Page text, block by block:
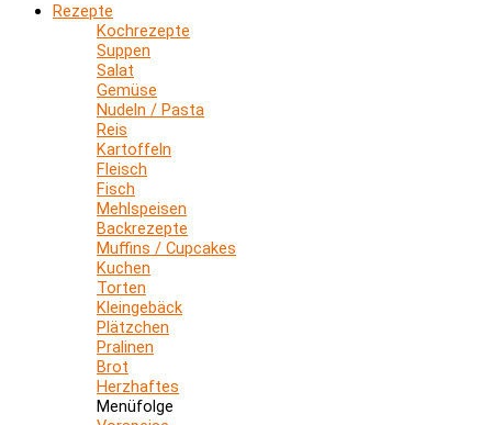
Rezepte
Kochrezepte
Suppen
Salat
Gemüse
Nudeln / Pasta
Reis
Kartoffeln
Fleisch
Fisch
Mehlspeisen
Backrezepte
Muffins / Cupcakes
Kuchen
Torten
Kleingebäck
Plätzchen
Pralinen
Brot
Herzhaftes
Menüfolge